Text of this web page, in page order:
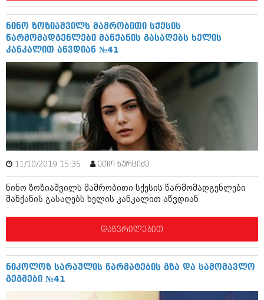
აპრილი 2012 (294)
მარტი 2012 (259)
თებერვალი 2012 (376)
იანვარი 2012 (322)
ოქტომბერი 2011 (754)
სექტემბერი 2011 (407)
აგვისტო 2011 (249)
ივლისი 2011 (400)
ივნისი 2011 (438)
მაისი 2011 (415)
აპრილი 2011 (294)
მარტი 2011 (654)
თებერვალი 2011 (329)
იანვარი 2011 (647)
(157)
დეკემბერი 2010 (881)
სექტემბერი 2010 (449)
აგვისტო 2010 (461)
ივლისი 2010 (556)
ივნისი 2010 (685)
მაისი 2010 (232)
აპრილი 2010 (229)
ნინო ზოზიაშვილს მამრობითი სქესის
წარმომადგენლები მანქანის გასაღებს ხელის
კანკალით აწვდიან №41
11/10/2019 15:35 ეთო ხურციძე
ნინო ზოზიაშვილს მამრობითი სქესის წარმომადგენლები
მანქანის გასაღებს ხელის კანკალით აწვდიან
დაწვრილებით
ნიკოლოზ სარაულის წარმატების გზა და სამომავლო
გეგმები №41